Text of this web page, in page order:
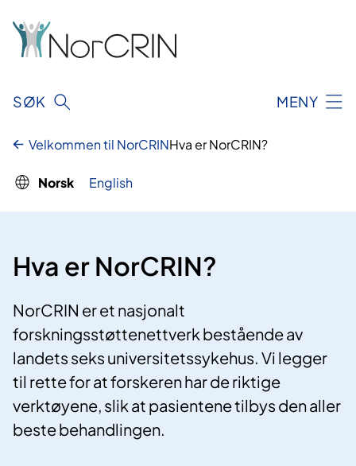
innhold
SØK MENY
Velkommen til NorCRINHva er NorCRIN?
Norsk English
Hva er NorCRIN?
NorCRIN er et nasjonalt
forskningsstøttenettverk bestående av
landets seks universitetssykehus. Vi legger
til rette for at forskeren har de riktige
verktøyene, slik at pasientene tilbys den aller
beste behandlingen.